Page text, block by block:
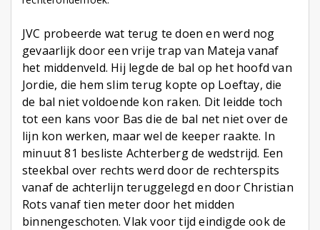
JVC probeerde wat terug te doen en werd nog
gevaarlijk door een vrije trap van Mateja vanaf
het middenveld. Hij legde de bal op het hoofd van
Jordie, die hem slim terug kopte op Loeftay, die
de bal niet voldoende kon raken. Dit leidde toch
tot een kans voor Bas die de bal net niet over de
lijn kon werken, maar wel de keeper raakte. In
minuut 81 besliste Achterberg de wedstrijd. Een
steekbal over rechts werd door de rechterspits
vanaf de achterlijn teruggelegd en door Christian
Rots vanaf tien meter door het midden
binnengeschoten. Vlak voor tijd eindigde ook de